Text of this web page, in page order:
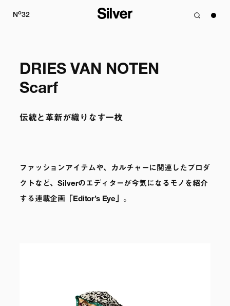
No32
DRIES VAN NOTEN
Scarf
伝統と革新が織りなす一枚
ファッションアイテムや、カルチャーに関連したプロダ
クトなど、Silverのエディターが今気になるモノを紹介
する連載企画「Editor’s Eye」。